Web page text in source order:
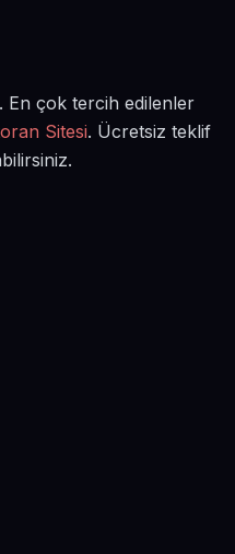
En çok tercih edilenler
Sitesi. Ücretsiz teklif